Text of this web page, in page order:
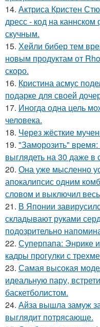
14. Актриса Кристен
дресс - код на
скучным.
15. Хейли бибер тем
новым продуктам от
скоро.
16. Кристина асмус
подарке для своей
17. Иногда одна цель
человека.
18. Через жёсткие
19. "Заморозить"
выглядеть на 30 даже в
20. Она уже мысленно
апокалипсис одним
словом и выключил
21. В Японии
складывают руками
подозрительно
22. Суперпапа: Энрике
кадры прогулки с
23. Самая высокая
идеальную пару,
баскетболистом.
24. Айза вышла замуж
выглядит потрясающе.